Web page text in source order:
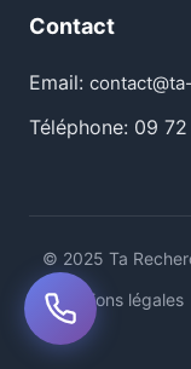
Contact
Email:
Téléphone: 09 72
© 2025 Ta
Mentions légales